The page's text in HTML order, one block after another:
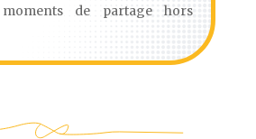
de partage hors